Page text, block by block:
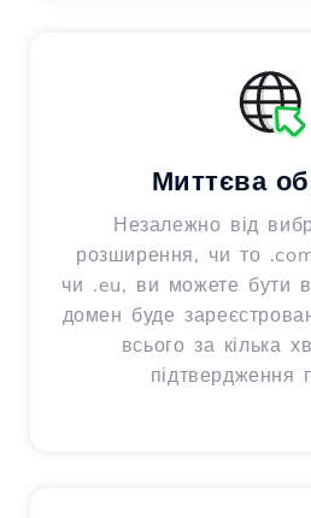
Миттєва
Незалежно від
розширення, чи то
чи .eu, ви можете бути
домен буде
всього за кілька
підтвердження